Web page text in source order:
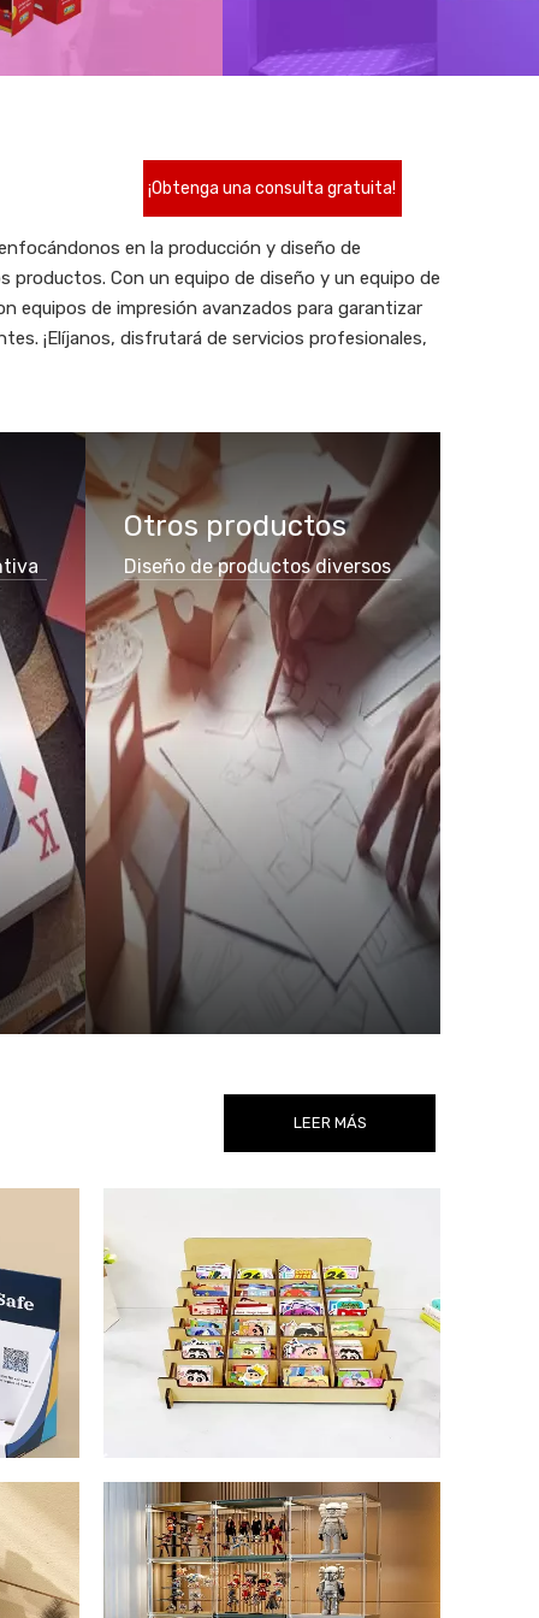
¡Obtenga una consulta gratuita!
en la producción y diseño de
Con un equipo de diseño y un equipo de
equipos de impresión avanzados para garantizar
¡Elíjanos, disfrutará de servicios profesionales,
Otros productos
Diseño de productos diversos
LEER MÁS
de
Soporte de exhibición de
pegatinas
de
Soporte de exhibición